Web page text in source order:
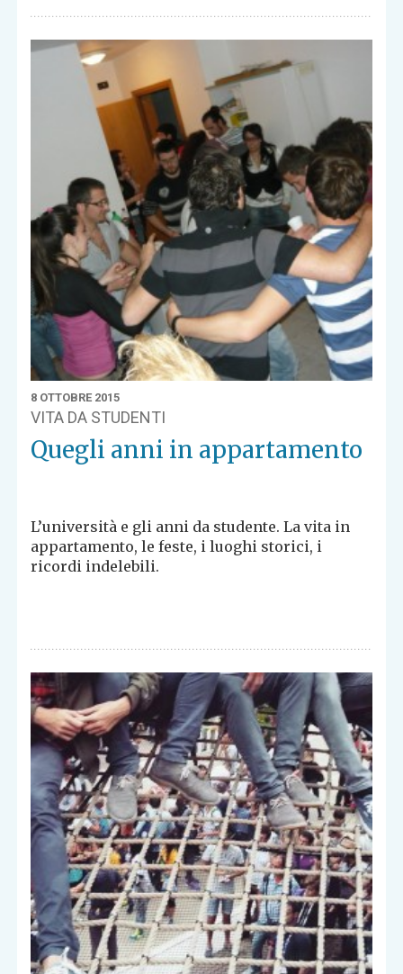
8 OTTOBRE 2015
VITA DA STUDENTI
Quegli anni in appartamento
L’università e gli anni da studente. La vita in
appartamento, le feste, i luoghi storici, i
ricordi indelebili.